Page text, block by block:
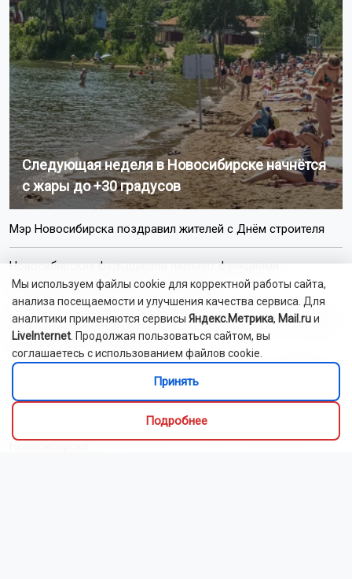
Следующая неделя в Новосибирске начнётся
с жары до +30 градусов
Мэр Новосибирска поздравил жителей с Днём строителя
Новосибирских фельдшеров наделят функциями
психиатров-наркологов с 1 сентября
Мошенники выманивают деньги у новосибирцев «на нужды
класса» перед 1 сентября
Минпросвещения обновило перечень школьных учебников
Установщик кондиционеров сжёг кухню пенсионеров в
Мы используем файлы cookie для корректной работы сайта,
анализа посещаемости и улучшения качества сервиса. Для
аналитики применяются сервисы Яндекс.Метрика, Mail.ruи
LiveInternet . Продолжая пользоваться сайтом, вы
соглашаетесь с использованием файлов cookie.
Принять
Подробнее